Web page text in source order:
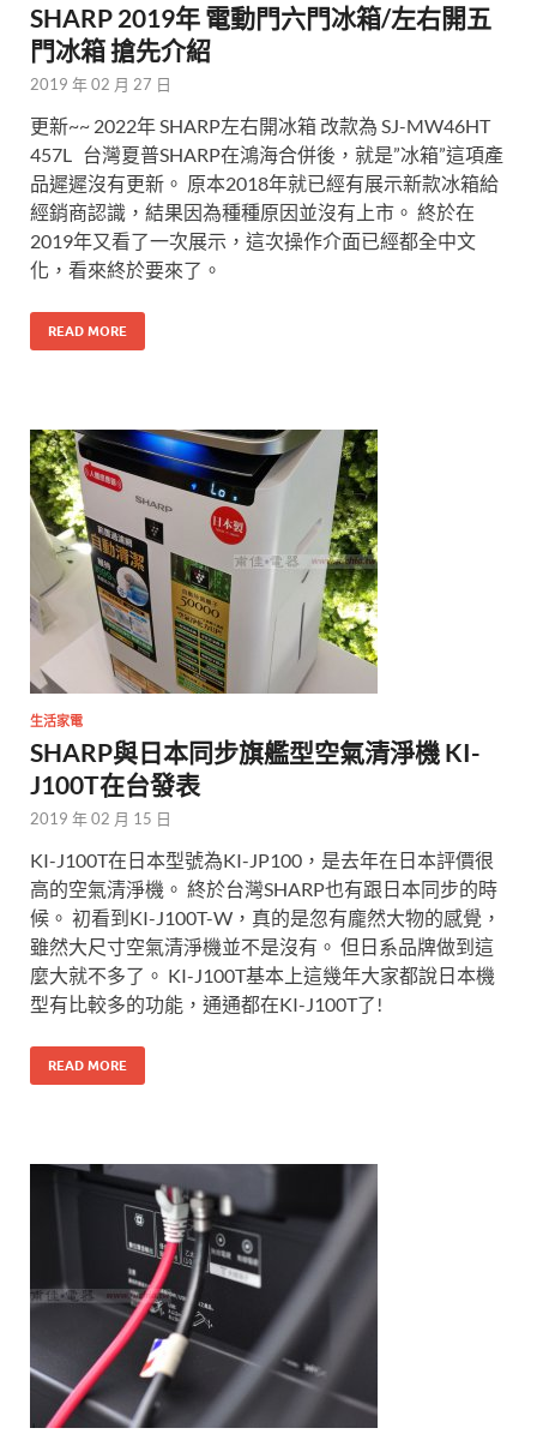
SHARP 2019年 電動門六門冰箱/左右開五
門冰箱 搶先介紹
2019 年 02 月 27 日
更新~~ 2022年 SHARP左右開冰箱 改款為 SJ-MW46HT
457L 台灣夏普SHARP在鴻海合併後，就是”冰箱”這項產
品遲遲沒有更新。 原本2018年就已經有展示新款冰箱給
經銷商認識，結果因為種種原因並沒有上市。 終於在
2019年又看了一次展示，這次操作介面已經都全中文
化，看來終於要來了。
READ MORE
生活家電
SHARP與日本同步旗艦型空氣清淨機 KI-
J100T在台發表
2019 年 02 月 15 日
KI-J100T在日本型號為KI-JP100，是去年在日本評價很
高的空氣清淨機。 終於台灣SHARP也有跟日本同步的時
候。 初看到KI-J100T-W，真的是忽有龐然大物的感覺，
雖然大尺寸空氣清淨機並不是沒有。 但日系品牌做到這
麼大就不多了。 KI-J100T基本上這幾年大家都說日本機
型有比較多的功能，通通都在KI-J100T了!
READ MORE